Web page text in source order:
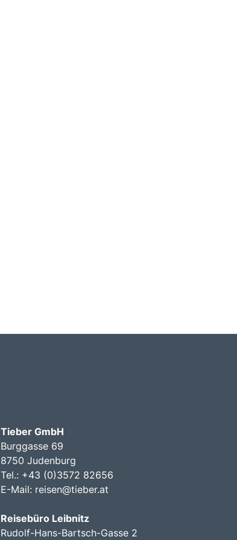
Tieber GmbH
Burggasse 69
8750 Judenburg
Tel.: +43 (0)3572 82656
E-Mail: reisen@tieber.at
Reisebüro Leibnitz
Rudolf-Hans-Bartsch-Gasse 2